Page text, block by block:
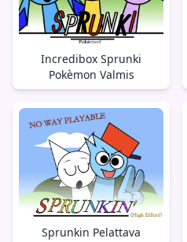
Incredibox Sprunki
Pokèmon Valmis
Sprunkin Pelattava